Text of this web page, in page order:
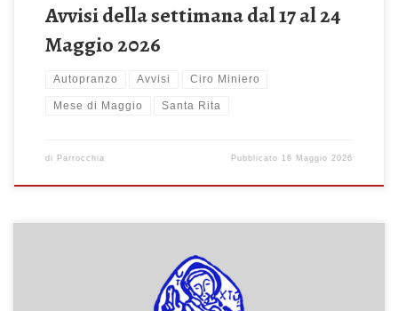
Avvisi della settimana dal 17 al 24
Maggio 2026
Autopranzo Avvisi Ciro Miniero
Mese di Maggio Santa Rita
di Parrocchia Pubblicato 16 Maggio 2026
SCUOLA DI COMUNITA’ Nel mese di maggio si lavorerà sul sesto